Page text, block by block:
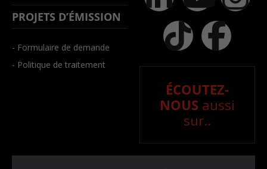
PROJETS D’ÉMISSION
- Formulaire de demande
- Politique de traitement
ÉCOUTEZ-
NOUS aussi
sur..